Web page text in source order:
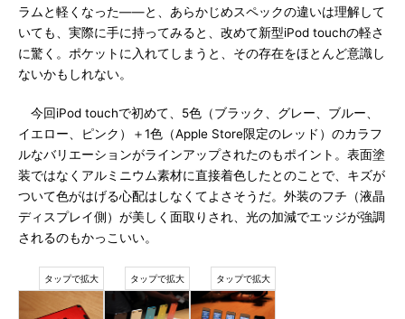
ラムと軽くなった――と、あらかじめスペックの違いは理解して
いても、実際に手に持ってみると、改めて新型iPod touchの軽さ
に驚く。ポケットに入れてしまうと、その存在をほとんど意識し
ないかもしれない。
今回iPod touchで初めて、5色（ブラック、グレー、ブルー、
イエロー、ピンク）＋1色（Apple Store限定のレッド）のカラフ
ルなバリエーションがラインアップされたのもポイント。表面塗
装ではなくアルミニウム素材に直接着色したとのことで、キズが
ついて色がはげる心配はしなくてよさそうだ。外装のフチ（液晶
ディスプレイ側）が美しく面取りされ、光の加減でエッジが強調
されるのもかっこいい。